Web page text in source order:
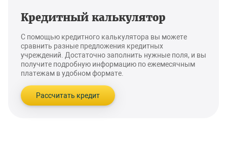
Кредитный калькулятор
С помощью кредитного калькулятора вы можете
сравнить разные предложения кредитных
учреждений. Достаточно заполнить нужные поля, и вы
получите подробную информацию по ежемесячным
платежам в удобном формате.
Рассчитать кредит